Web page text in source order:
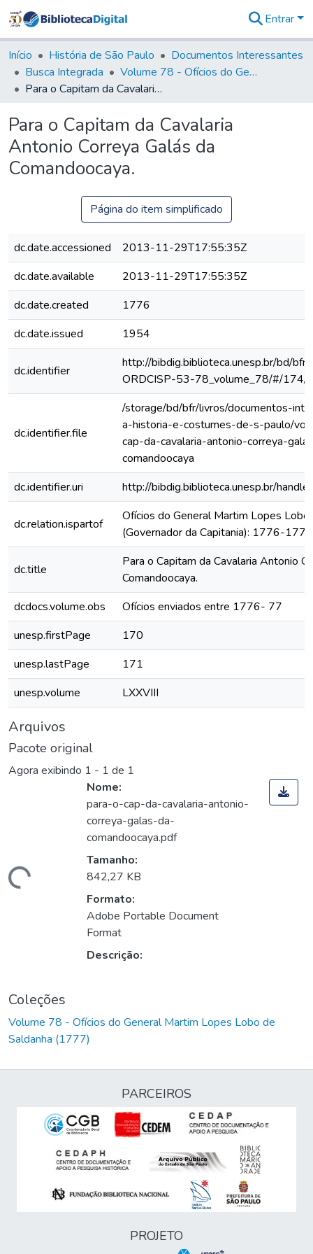
&
Coleções
Tudo na
Biblioteca
Estatísticas
Entrar
Início História de São Paulo
Documentos Interessantes
Busca Integrada
Volume 78 - Ofícios do General Martim Lopes Lobo de Saldanha (1777)
Para o Capitam da Cavalaria Antonio Correya Galás da Comandoocaya.
Para o Capitam da Cavalaria
Antonio Correya Galás da
Comandoocaya.
Página do item simplificado
dc.date.accessioned
2013-11-29T17:55:35Z
dc.date.available
2013-11-29T17:55:35Z
dc.date.created
1776
dc.date.issued
1954
dc.identifier
http://bibdig.biblioteca.unesp.br/bd/
ORDCISP-53-78_volume_78/#/174/
dc.identifier.file
/storage/bd/bfr/livros/documentos-
a-historia-e-costumes-de-s-paulo/
cap-da-cavalaria-antonio-correya-
comandoocaya
dc.identifier.uri
http://bibdig.biblioteca.unesp.br/
dc.relation.ispartof
Ofícios do General Martim Lopes Lobo
(Governador da Capitania): 1776-1777
dc.title
Para o Capitam da Cavalaria Antonio
Comandoocaya.
dcdocs.volume.obs
Ofícios enviados entre 1776- 77
unesp.firstPage
170
unesp.lastPage
171
unesp.volume
LXXVIII
Arquivos
Pacote original
Agora exibindo 1 - 1 de 1
Nome:
para-o-cap-da-cavalaria-antonio-
correya-galas-da-
comandoocaya.pdf
Tamanho:
842,27 KB
Formato:
Adobe Portable Document
Format
Descrição:
Coleções
Volume 78 - Ofícios do General Martim Lopes Lobo de
Saldanha (1777)
PARCEIROS
PROJETO